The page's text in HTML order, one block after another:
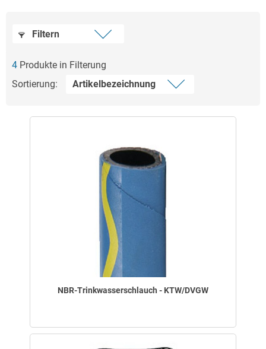
Filtern
4 Produkte in Filterung
Sortierung:
NBR-Trinkwasserschlauch - KTW/DVGW